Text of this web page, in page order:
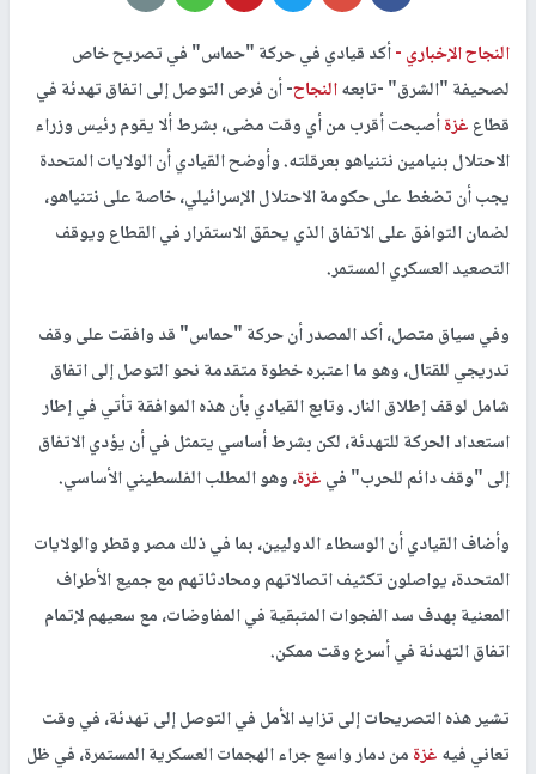
النجاح الإخباري -أكد قيادي في حركة "حماس" في تصريح خاص
لصحيفة "الشرق" -تابعهالنجاح- أن فرص التوصل إلى اتفاق تهدئة في
قطاعغزةأصبحت أقرب من أي وقت مضى، بشرط ألا يقوم رئيس وزراء
الاحتلال بنيامين نتنياهو بعرقلته. وأوضح القيادي أن الولايات المتحدة
يجب أن تضغط على حكومة الاحتلال الإسرائيلي، خاصة على نتنياهو،
لضمان التوافق على الاتفاق الذي يحقق الاستقرار في القطاع ويوقف
التصعيد العسكري المستمر.
وفي سياق متصل، أكد المصدر أن حركة "حماس" قد وافقت على وقف
تدريجي للقتال، وهو ما اعتبره خطوة متقدمة نحو التوصل إلى اتفاق
شامل لوقف إطلاق النار. وتابع القيادي بأن هذه الموافقة تأتي في إطار
استعداد الحركة للتهدئة، لكن بشرط أساسي يتمثل في أن يؤدي الاتفاق
إلى "وقف دائم للحرب" فيغزة، وهو المطلب الفلسطيني الأساسي.
وأضاف القيادي أن الوسطاء الدوليين، بما في ذلك مصر وقطر والولايات
المتحدة، يواصلون تكثيف اتصالاتهم ومحادثاتهم مع جميع الأطراف
المعنية بهدف سد الفجوات المتبقية في المفاوضات، مع سعيهم لإتمام
اتفاق التهدئة في أسرع وقت ممكن.
تشير هذه التصريحات إلى تزايد الأمل في التوصل إلى تهدئة، في وقت
تعاني فيهغزةمن دمار واسع جراء الهجمات العسكرية المستمرة، في ظل